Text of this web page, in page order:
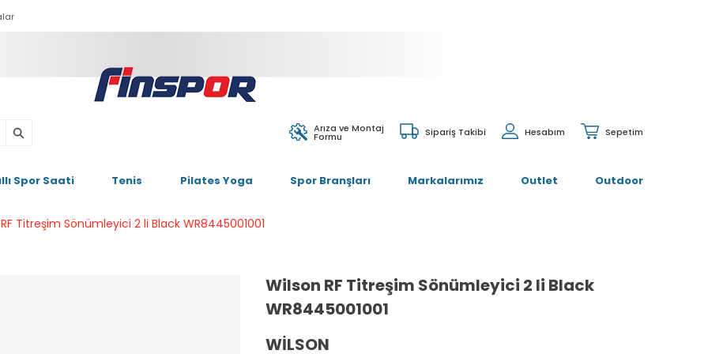
Sepetim
Hesabım
Sipariş Takibi
Arıza ve Montaj
Formu
Spor Saati Tenis Pilates Yoga Spor Branşları Markalarımız Outlet Outdoor
Titreşim Sönümleyici 2 li Black WR8445001001
Wilson RF Titreşim Sönümleyici 2 li Black
WR8445001001
WILSON